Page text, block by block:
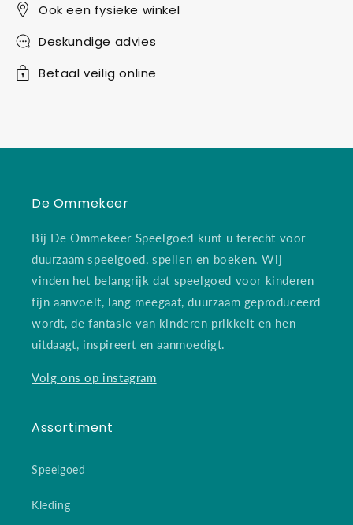
Ook een fysieke winkel
Deskundige advies
Betaal veilig online
De Ommekeer
Bij De Ommekeer Speelgoed kunt u terecht voor
duurzaam speelgoed, spellen en boeken. Wij
vinden het belangrijk dat speelgoed voor kinderen
fijn aanvoelt, lang meegaat, duurzaam geproduceerd
wordt, de fantasie van kinderen prikkelt en hen
uitdaagt, inspireert en aanmoedigt.
Volg ons op instagram
Assortiment
Speelgoed
Kleding